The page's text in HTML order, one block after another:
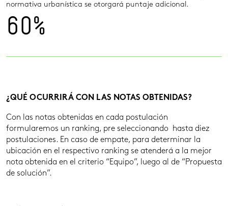
normativa urbanística se otorgará puntaje adicional.
¿QUÉ OCURRIRÁ CON LAS NOTAS OBTENIDAS?
Con las notas obtenidas en cada postulación
formularemos un ranking, pre seleccionando hasta diez
postulaciones. En caso de empate, para determinar la
ubicación en el respectivo ranking se atenderá a la mejor
nota obtenida en el criterio “Equipo”, luego al de “Propuesta
de solución”.